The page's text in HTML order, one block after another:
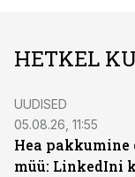
HETKEL
UUDISED
05.08.26, 11:55
Hea pakkumine
müü: LinkedIni